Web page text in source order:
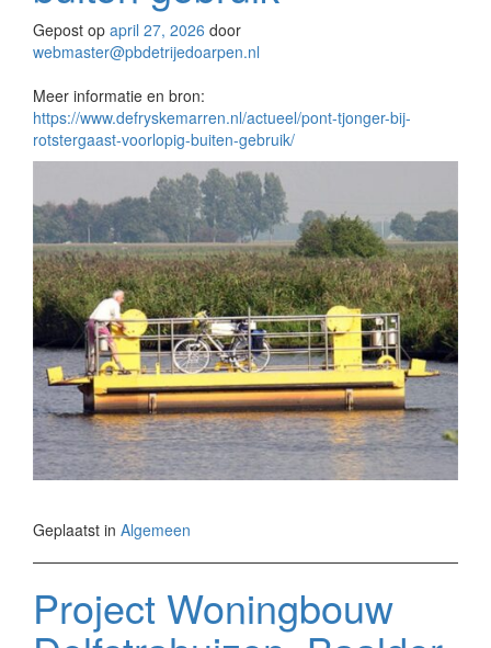
Gepost op april 27, 2026 door
webmaster@pbdetrijedoarpen.nl
Meer informatie en bron:
https://www.defryskemarren.nl/actueel/pont-tjonger-bij-
rotstergaast-voorlopig-buiten-gebruik/
Geplaatst in Algemeen
Project Woningbouw